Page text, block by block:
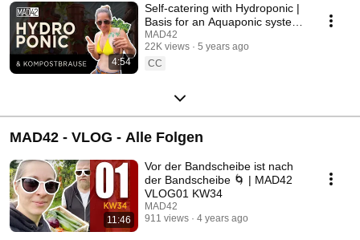
4:54
Self-catering with Hydroponic |
Basis for an Aquaponic system
| Compost Tea | MAD42 &
Faun e.V.
MAD42
22K views
5 years ago
CC
MAD42 - VLOG - Alle Folgen
11:46
Vor der Bandscheibe ist nach
der Bandscheibe 🌀 | MAD42
VLOG01 KW34
MAD42
911 views
4 years ago